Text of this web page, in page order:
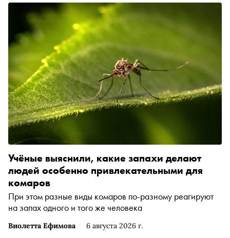
Виолетта Ефимова 6 августа 2026 г.
Учёные выяснили, какие запахи делают
людей особенно привлекательными для
комаров
При этом разные виды комаров по-разному реагируют
на запах одного и того же человека